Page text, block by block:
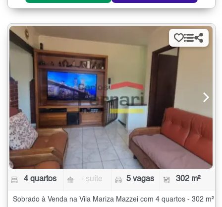
4 quartos - suíte 5 vagas 302 m²
Sobrado à Venda na Vila Mariza Mazzei com 4 quartos - 302 m²